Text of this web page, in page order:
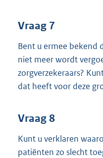
Vraag 7
Bent u ermee bekend
niet meer wordt
zorgverzekeraars?
dat heeft voor deze
Vraag 8
Kunt u verklaren
patiënten zo slecht